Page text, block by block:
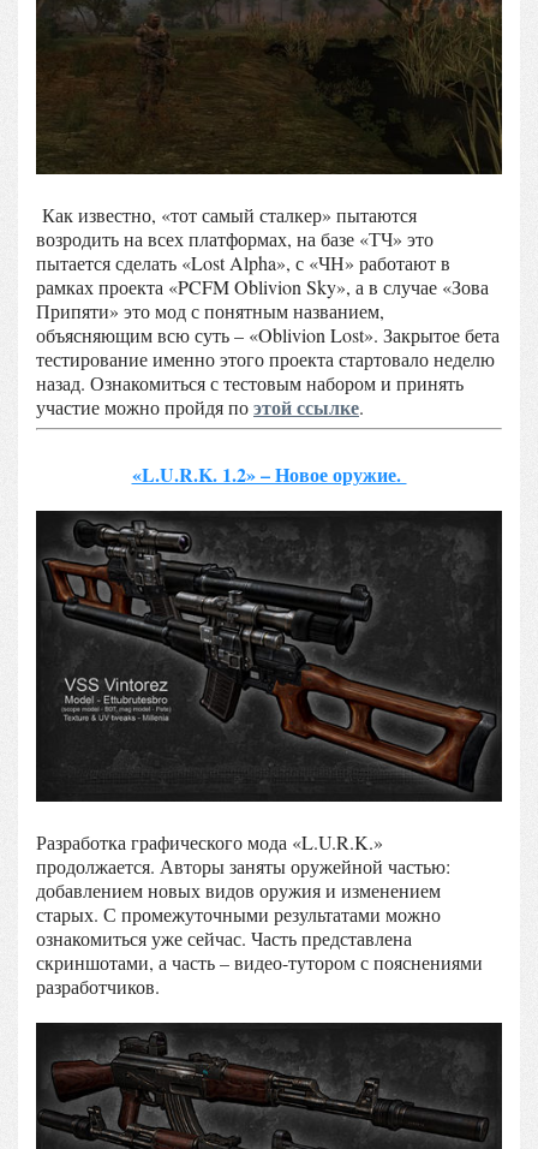
Как известно, «тот самый сталкер» пытаются
возродить на всех платформах, на базе «ТЧ» это
пытается сделать «Lost Alpha», с «ЧН» работают в
рамках проекта «PCFM Oblivion Sky», а в случае «Зова
Припяти» это мод с понятным названием,
объясняющим всю суть – «Oblivion Lost». Закрытое бета
тестирование именно этого проекта стартовало неделю
назад. Ознакомиться с тестовым набором и принять
участие можно пройдя поэтой ссылке.
«L.U.R.K. 1.2» – Новое оружие.
Разработка графического мода «L.U.R.K.»
продолжается. Авторы заняты оружейной частью:
добавлением новых видов оружия и изменением
старых. С промежуточными результатами можно
ознакомиться уже сейчас. Часть представлена
скриншотами, а часть – видео-тутором с пояснениями
разработчиков.